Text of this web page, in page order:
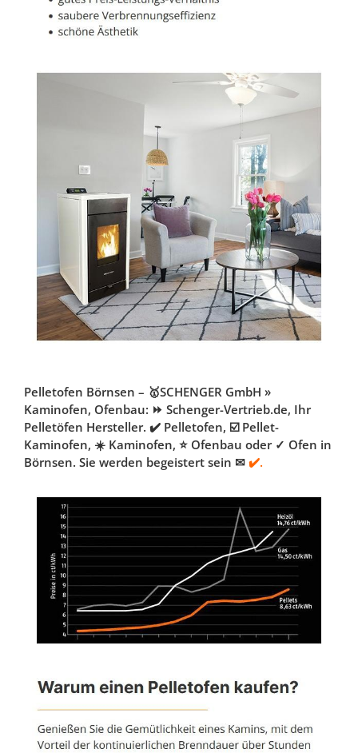
Pelletofen Börnsen – 🥇SCHENGER GmbH »
Kaminofen, Ofenbau: ⏩ Schenger-Vertrieb.de, Ihr
Pelletöfen Hersteller. ✔️ Pelletofen, ☑️ Pellet-
Kaminofen, ☀️ Kaminofen, ⭐ Ofenbau oder ✓ Ofen in
Börnsen. Sie werden begeistert sein ✉ ✔️.